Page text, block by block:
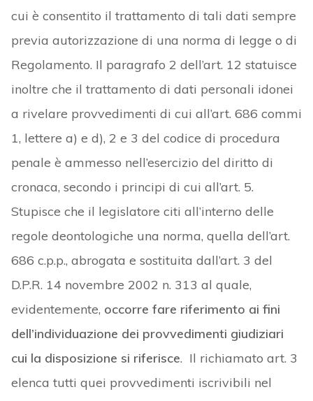
cui è consentito il trattamento di tali dati sempre
previa autorizzazione di una norma di legge o di
Regolamento. Il paragrafo 2 dell’art. 12 statuisce
inoltre che il trattamento di dati personali idonei
a rivelare provvedimenti di cui all’art. 686 commi
1, lettere a) e d), 2 e 3 del codice di procedura
penale è ammesso nell’esercizio del diritto di
cronaca, secondo i principi di cui all’art. 5.
Stupisce che il legislatore citi all’interno delle
regole deontologiche una norma, quella dell’art.
686 c.p.p., abrogata e sostituita dall’art. 3 del
D.P.R. 14 novembre 2002 n. 313 al quale,
evidentemente, occorre fare riferimento ai fini
dell’individuazione dei provvedimenti giudiziari
cui la disposizione si riferisce. Il richiamato art. 3
elenca tutti quei provvedimenti iscrivibili nel